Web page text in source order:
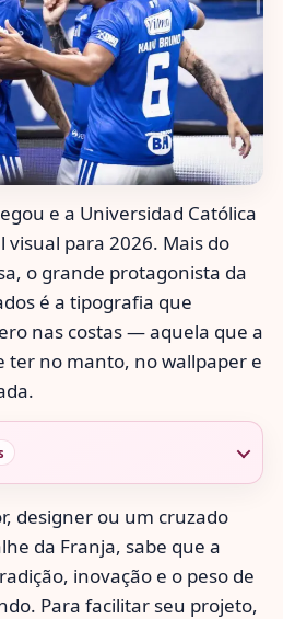
e a Universidad Católica
visual para 2026. Mais do
o grande protagonista da
é a tipografia que
nas costas — aquela que a
ter no manto, no wallpaper e
designer ou um cruzado
da Franja, sabe que a
inovação e o peso de
Para facilitar seu projeto,